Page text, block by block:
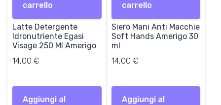
carrello
Latte Detergente
Idronutriente Egasi
Visage 250 Ml Amerigo
14,00 €
Aggiungi al
carrello
Siero Mani Anti Macchie
Soft Hands Amerigo 30
ml
14,00 €
Aggiungi al